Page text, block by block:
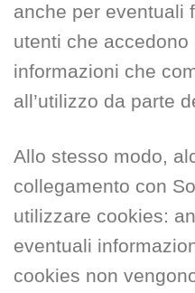
anche per eventuali
utenti che accedono
informazioni che
all’utilizzo da parte
Allo stesso modo,
collegamento con
utilizzare cookies:
eventuali
cookies non